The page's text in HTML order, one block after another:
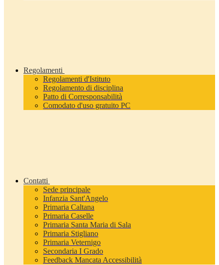
Regolamenti
Regolamenti d'Istituto
Regolamento di disciplina
Patto di Corresponsabilità
Comodato d'uso gratuito PC
Contatti
Sede principale
Infanzia Sant'Angelo
Primaria Caltana
Primaria Caselle
Primaria Santa Maria di Sala
Primaria Stigliano
Primaria Veternigo
Secondaria I Grado
Feedback Mancata Accessibilità